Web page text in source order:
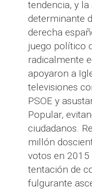
tendencia, y
determinante
derecha
juego político
radicalmente
apoyaron a
televisiones
PSOE y
Popular,
ciudadanos.
millón
votos en 2015
tentación de
fulgurante